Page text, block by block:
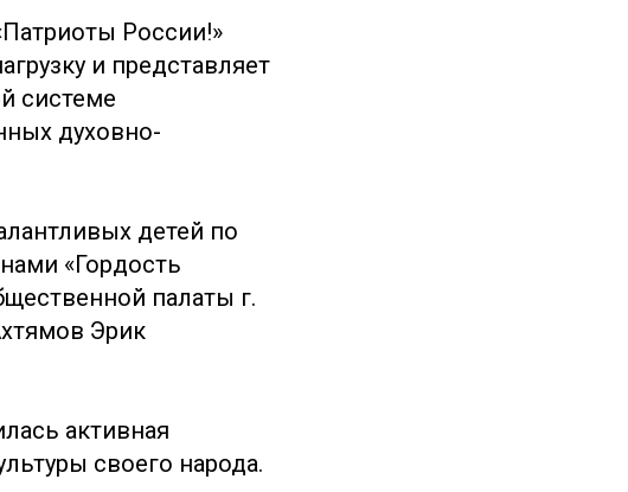
России!»
и представляет
системе
духовно-
детей по
«Гордость
палаты г.
Эрик
активная
своего народа.